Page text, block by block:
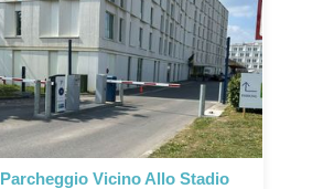
Parcheggio Vicino Allo Stadio